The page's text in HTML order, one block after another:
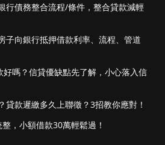
行債務整合流程/條件，整合貸款減輕
子向銀行抵押借款利率、流程、管道
好嗎？信貸優缺點先了解，小心落入信
貸款遲繳多久上聯徵？3招教你應對！
，小額借款30萬輕鬆過！